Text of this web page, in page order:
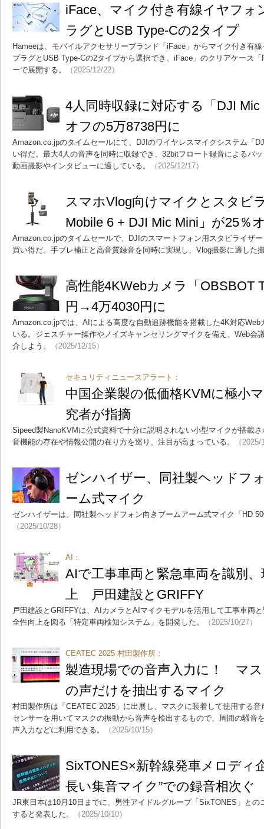
iFace、マイク付き有線イヤフ
ラグとUSB Type-Cの2タイプ
Hameeは、モバイルアクセサリーブランド「iFace」からマイク付き有
プラグとUSB Type-Cの2タイプから選択でき、iFace」のクリアケース
ーで展開する。
（2025/12/22）
4人同時収録に対応する「DJI
オフの5万8738円に
Amazon.co.jpのタイムセールにて、DJIのワイヤレスマイクシステム「
い得だ。最大4人の音声を同時に収録でき、32bitフロート録音によるバ
動画撮影やインタビューに適している。
（2025/12/17）
スマホVlog向けマイクとスタビ
Mobile 6 + DJI Mic Mini」が25％
Amazon.co.jpのタイムセールで、DJIのスマートフォン用スタビライザ
買い得だ。手ブレ補正と高音質録音を同時に実現し、Vlog撮影に適した
高性能4KWebカメラ「OBSBOT
円→4万4030円に
Amazon.co.jpでは、AIによる高度な自動追跡機能を搭載した4K対応
いる。ジェスチャー操作やノイズキャンセリングマイクを備え、Web会
介しよう。
（2025/12/15）
セキュリティニュースアラート：
中国企業製の低価格KVMに極小
究者が指摘
Sipeed製NanoKVMに公式資料で十分に説明されない小型マイクが搭載
音機能の存在や情報公開の在り方を巡り、注目が高まっている。
（
ゼンハイザー、同社製ヘッドフ
ーム式マイク
ゼンハイザーは、同社製ヘッドフォン向きブームアーム式マイク「HD
（2025/10/28）
AI：
AIで工事車両と緊急車両を識別
上 戸田建設とGRIFFY
戸田建設とGRIFFYは、AIカメラとAIマイクモデルを活用して工事車両
全性向上を図る「特定車両検知システム」を開発した。
（2025/10/27）
CEATEC 2025 村田製作所：
製造現場での音声入力に！ マ
の声だけを抽出するマイク
村田製作所は「CEATEC 2025」に出展し、マスクに装着して使用する
センサーを用いてマスクの振動から音声を検出するもので、周囲の騒音
声入力などに利用できる。
（2025/10/15）
SixTONES×新幹線発車メロデ
長い集音マイク”での録音相次
JR東日本は10月10日までに、男性アイドルグループ「SixTONES」との
すると発表した。
（2025/10/10）